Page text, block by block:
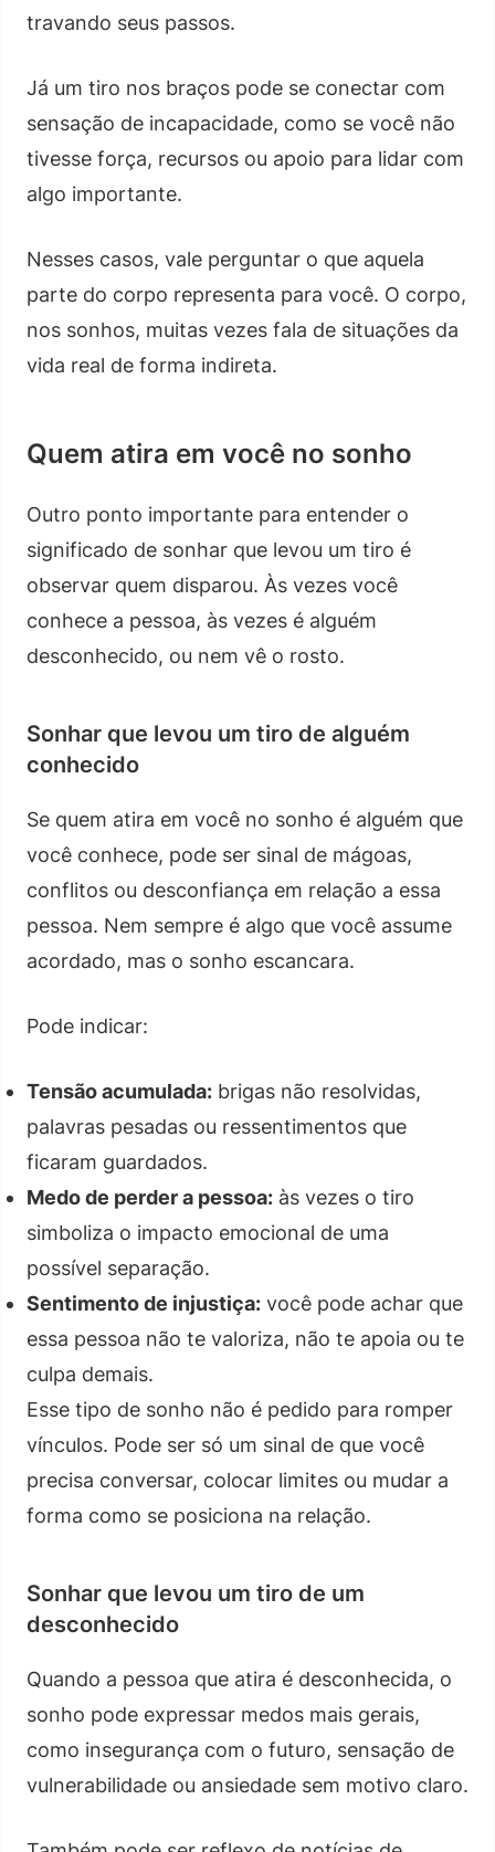
travando seus passos.
Já um tiro nos braços pode se conectar com
sensação de incapacidade, como se você não
tivesse força, recursos ou apoio para lidar com
algo importante.
Nesses casos, vale perguntar o que aquela
parte do corpo representa para você. O corpo,
nos sonhos, muitas vezes fala de situações da
vida real de forma indireta.
Quem atira em você no sonho
Outro ponto importante para entender o
significado de sonhar que levou um tiro é
observar quem disparou. Às vezes você
conhece a pessoa, às vezes é alguém
desconhecido, ou nem vê o rosto.
Sonhar que levou um tiro de alguém
conhecido
Se quem atira em você no sonho é alguém que
você conhece, pode ser sinal de mágoas,
conflitos ou desconfiança em relação a essa
pessoa. Nem sempre é algo que você assume
acordado, mas o sonho escancara.
Pode indicar:
Tensão acumulada: brigas não resolvidas,
palavras pesadas ou ressentimentos que
ficaram guardados.
Medo de perder a pessoa: às vezes o tiro
simboliza o impacto emocional de uma
possível separação.
Sentimento de injustiça: você pode achar que
essa pessoa não te valoriza, não te apoia ou te
culpa demais.
Esse tipo de sonho não é pedido para romper
vínculos. Pode ser só um sinal de que você
precisa conversar, colocar limites ou mudar a
forma como se posiciona na relação.
Sonhar que levou um tiro de um
desconhecido
Quando a pessoa que atira é desconhecida, o
sonho pode expressar medos mais gerais,
como insegurança com o futuro, sensação de
vulnerabilidade ou ansiedade sem motivo claro.